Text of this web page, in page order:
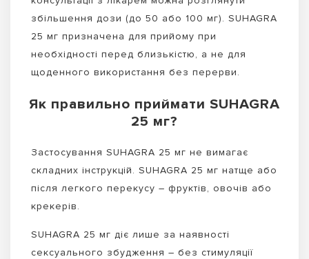
збільшення дози (до 50 або 100 мг). SUHAGRA
25 мг призначена для прийому при
необхідності перед близькістю, а не для
щоденного використання без перерви.
Як правильно приймати SUHAGRA
25 мг?
Застосування SUHAGRA 25 мг не вимагає
складних інструкцій. SUHAGRA 25 мг натще або
після легкого перекусу – фруктів, овочів або
крекерів.
SUHAGRA 25 мг діє лише за наявності
сексуального збудження – без стимуляції